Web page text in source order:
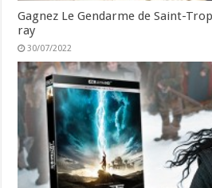
Gagnez Le Gendarme de Saint-
ray
30/07/2022